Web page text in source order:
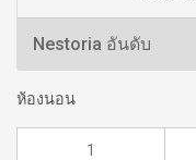
ห้องนอน
1